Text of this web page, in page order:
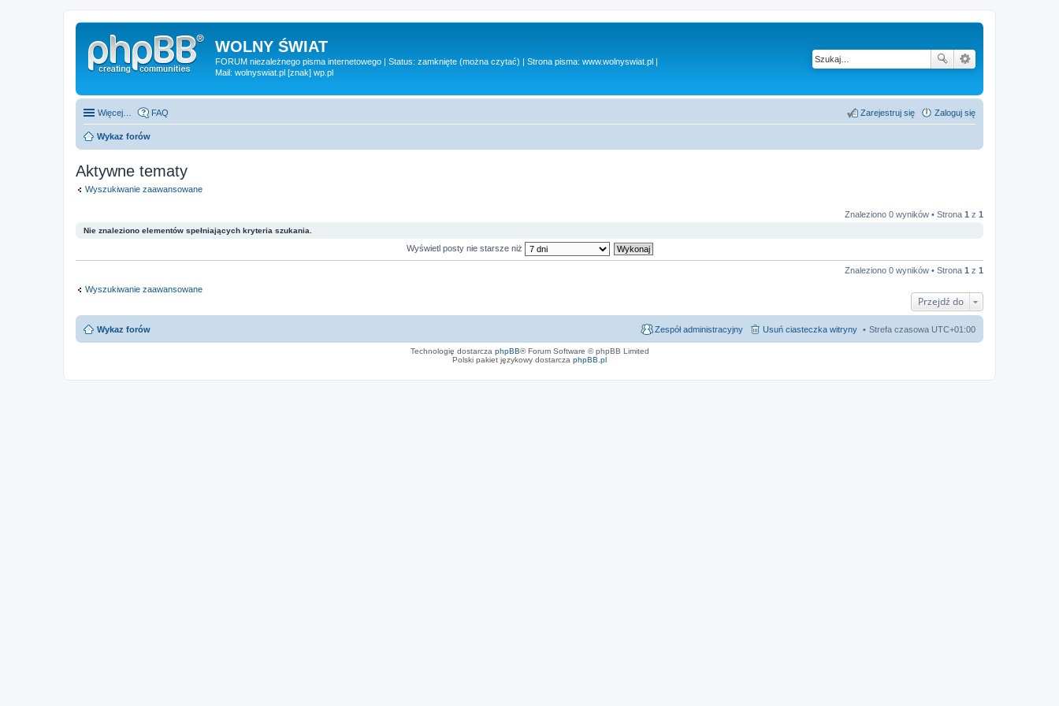
WOLNY ŚWIAT
FORUM niezależnego pisma internetowego | Status: zamknięte (można czytać) | Strona pisma: www.wolnyswiat.pl |
Mail: wolnyswiat.pl [znak] wp.pl
Więcej… FAQ Zaloguj się
Zarejestruj się
Wykaz forów
Aktywne tematy
Wyszukiwanie zaawansowane
Znaleziono 0 wyników • Strona 1 z 1
Nie znaleziono elementów spełniających kryteria szukania.
Wyświetl posty nie starsze niż
Znaleziono 0 wyników • Strona 1 z 1
Wyszukiwanie zaawansowane
Przejdź do
Wykaz forów Strefa czasowa UTC+01:00
Usuń ciasteczka witryny
Zespół administracyjny
Technologię dostarcza phpBB® Forum Software © phpBB Limited
Polski pakiet językowy dostarcza phpBB.pl